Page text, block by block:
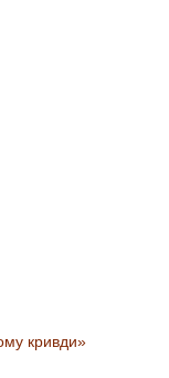
кривди»